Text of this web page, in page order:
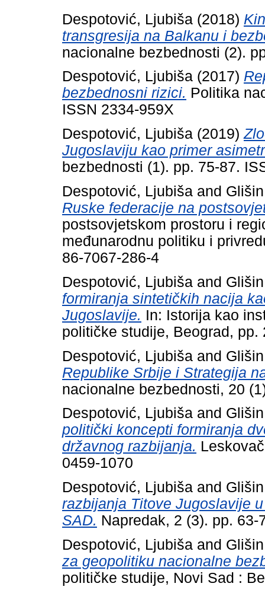
Despotović, Ljubiša (2018)
transgresija na Balkanu i
nacionalne bezbednosti (2).
Despotović, Ljubiša (2017)
bezbednosni rizici. Politika
ISSN 2334-959X
Despotović, Ljubiša (2019)
Jugoslaviju kao primer
bezbednosti (1). pp. 75-87.
Despotović, Ljubiša and
Ruske federacije na
postsovjetskom prostoru i
međunarodnu politiku i
86-7067-286-4
Despotović, Ljubiša and
formiranja sintetičkih nacija
Jugoslavije. In: Istorija kao
političke studije, Beograd, pp.
Despotović, Ljubiša and
Republike Srbije i Strategija
nacionalne bezbednosti, 20
Despotović, Ljubiša and
politički koncepti formiranja
državnog razbijanja.
0459-1070
Despotović, Ljubiša and
razbijanja Titove Jugoslavije
SAD. Napredak, 2 (3). pp. 63-
Despotović, Ljubiša and
za geopolitiku nacionalne
političke studije, Novi Sad :